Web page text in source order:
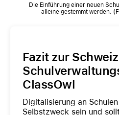
Die Einführung einer neuen
alleine gestemmt werden.
Fazit zur
ClassOwl
Digitalisierung an
Selbstzweck sein und